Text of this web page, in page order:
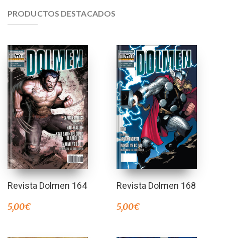
PRODUCTOS DESTACADOS
Revista Dolmen 164
5,00€
Revista Dolmen 168
5,00€